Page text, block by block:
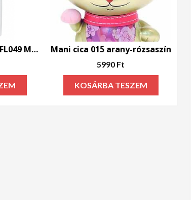
Ryoko ‘elegáns’ TGKFL049 Maxi Mani cica 015 arany-rózsaszín
5990 Ft
KOSÁRBA TESZEM